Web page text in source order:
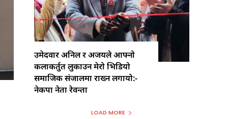
उमेदवार अनिल र अजयले आफ्नो
कलाकर्तुत लुकाउन मेरो भिडियो
समाजिक संजालमा राख्न लगायो:-
नेकपा नेता रेवन्ता
LOAD MORE